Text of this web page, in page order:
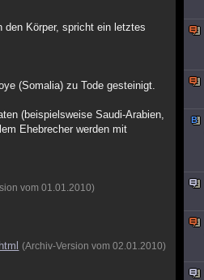
den Körper, spricht ein letztes
(Somalia) zu Tode gesteinigt.
(beispielsweise Saudi-Arabien,
Ehebrecher werden mit
vom 01.01.2010)
(Archiv-Version vom 02.01.2010)